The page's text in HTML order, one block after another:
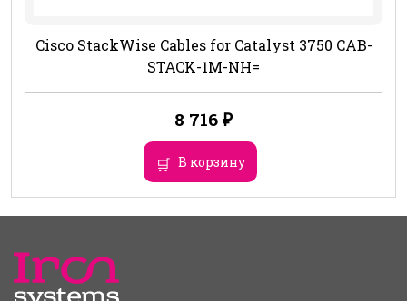
Cisco StackWise Cables for Catalyst 3750 CAB-
STACK-1M-NH=
8 716 ₽
В корзину